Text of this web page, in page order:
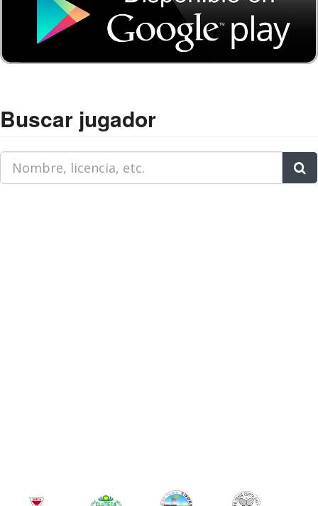
Buscar jugador